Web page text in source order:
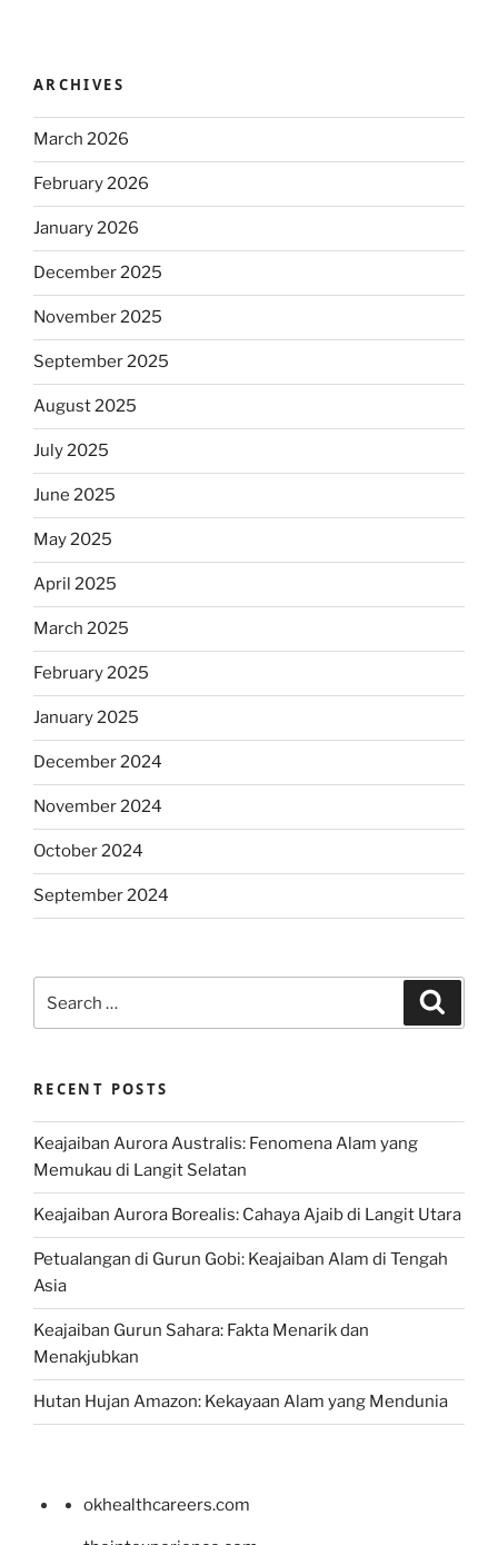
ARCHIVES
March 2026
February 2026
January 2026
December 2025
November 2025
September 2025
August 2025
July 2025
June 2025
May 2025
April 2025
March 2025
February 2025
January 2025
December 2024
November 2024
October 2024
September 2024
for:
RECENT POSTS
Keajaiban Aurora Australis: Fenomena Alam yang
Memukau di Langit Selatan
Keajaiban Aurora Borealis: Cahaya Ajaib di Langit Utara
Petualangan di Gurun Gobi: Keajaiban Alam di Tengah
Asia
Keajaiban Gurun Sahara: Fakta Menarik dan
Menakjubkan
Hutan Hujan Amazon: Kekayaan Alam yang Mendunia
okhealthcareers.com